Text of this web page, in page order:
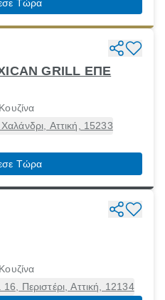
Τώρα
GRILL ΕΠΕ
Αττική, 15233
Τώρα
Περιστέρι, Αττική, 12134